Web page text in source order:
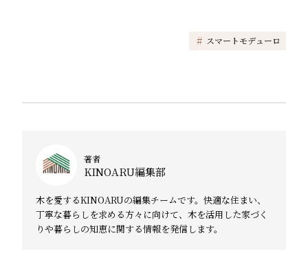
# スマートモデューロ
著者
KINOARU編集部
木を愛するKINOARUの編集チームです。快適な住まい、
丁寧な暮らしを求める方々に向けて、木を活用した家づく
りや暮らしの知恵に関する情報を発信します。